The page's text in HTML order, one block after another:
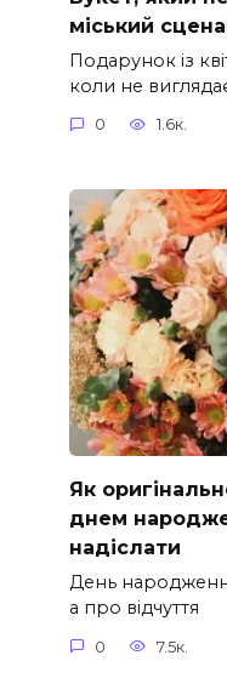
міський
Подарунок із
коли не
0 1.6к.
Як
днем
надіслати
День
а про відчуття
0 7.5к.